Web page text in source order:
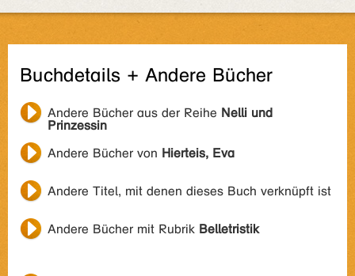
Buchdetails + Andere Bücher
Andere Bücher aus der Reihe Nelli und
Prinzessin
Andere Bücher von Hierteis, Eva
Andere Titel, mit denen dieses Buch verknüpft ist
Andere Bücher mit Rubrik Belletristik